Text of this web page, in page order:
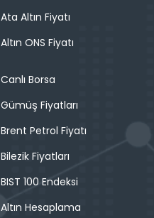
Ata Altın Fiyatı
Altın ONS Fiyatı
Canlı Borsa
Gümüş Fiyatları
Brent Petrol Fiyatı
Bilezik Fiyatları
BIST 100 Endeksi
Altın Hesaplama